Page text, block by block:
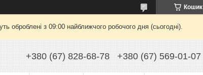
Кошик
оброблені з 09:00 найближчого робочого дня (сьогодні).
+380 (67) 828-68-78 +380 (67) 569-01-07